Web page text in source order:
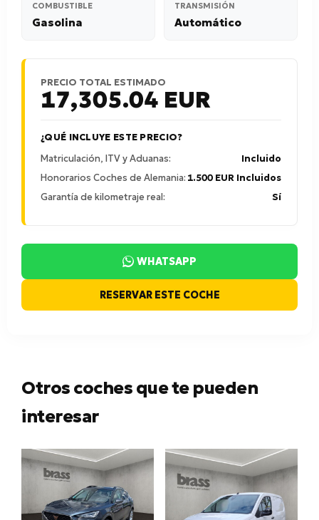
COMBUSTIBLE
Gasolina
TRANSMISIÓN
Automático
PRECIO TOTAL ESTIMADO
17,305.04 EUR
¿QUÉ INCLUYE ESTE PRECIO?
Matriculación, ITV y Aduanas:
Incluido
Honorarios Coches de Alemania: 1.500 EUR Incluidos
Garantía de kilometraje real:
Sí
WHATSAPP
RESERVAR ESTE COCHE
Otros coches que te pueden
interesar